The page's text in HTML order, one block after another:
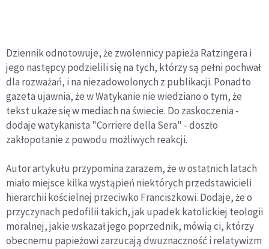
Dziennik odnotowuje, że zwolennicy papieża Ratzingera i
jego następcy podzielili się na tych, którzy są pełni pochwał
dla rozważań, i na niezadowolonych z publikacji. Ponadto
gazeta ujawnia, że w Watykanie nie wiedziano o tym, że
tekst ukaże się w mediach na świecie. Do zaskoczenia -
dodaje watykanista "Corriere della Sera" - doszło
zakłopotanie z powodu możliwych reakcji.
Autor artykułu przypomina zarazem, że w ostatnich latach
miało miejsce kilka wystąpień niektórych przedstawicieli
hierarchii kościelnej przeciwko Franciszkowi. Dodaje, że o
przyczynach pedofilii takich, jak upadek katolickiej teologii
moralnej, jakie wskazał jego poprzednik, mówią ci, którzy
obecnemu papieżowi zarzucają dwuznaczność i relatywizm